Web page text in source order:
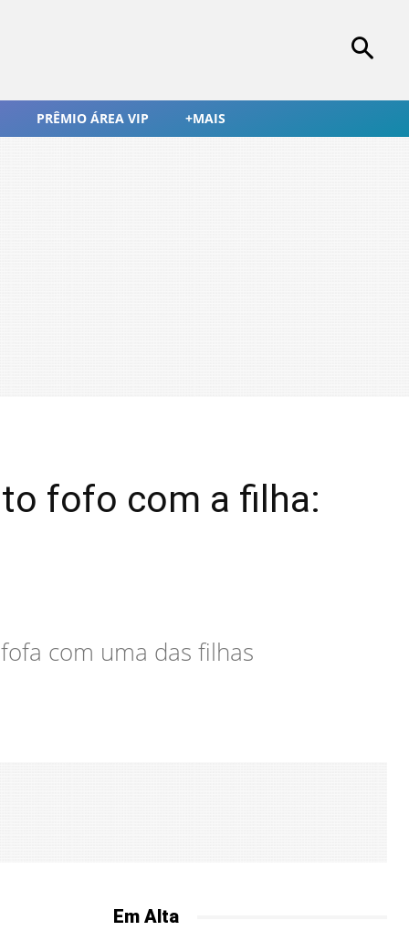
PRÊMIO ÁREA VIP +MAIS
fofo com a filha:
com uma das filhas
Em Alta